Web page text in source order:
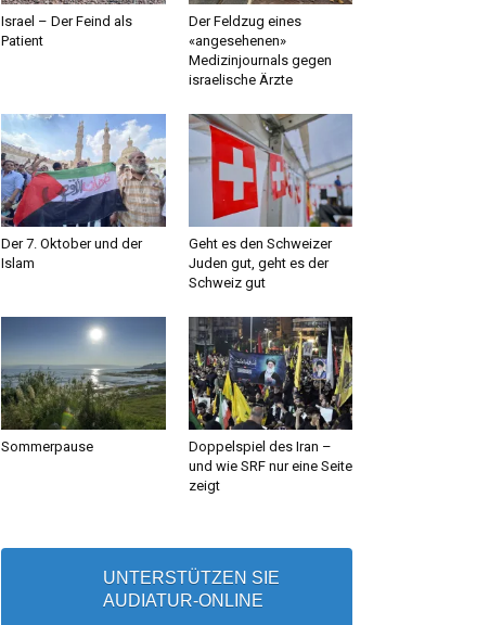
Israel – Der Feind als
Patient
Der Feldzug eines
«angesehenen»
Medizinjournals gegen
israelische Ärzte
Der 7. Oktober und der
Islam
Geht es den Schweizer
Juden gut, geht es der
Schweiz gut
Sommerpause
Doppelspiel des Iran –
und wie SRF nur eine Seite
zeigt
UNTERSTÜTZEN SIE
AUDIATUR-ONLINE